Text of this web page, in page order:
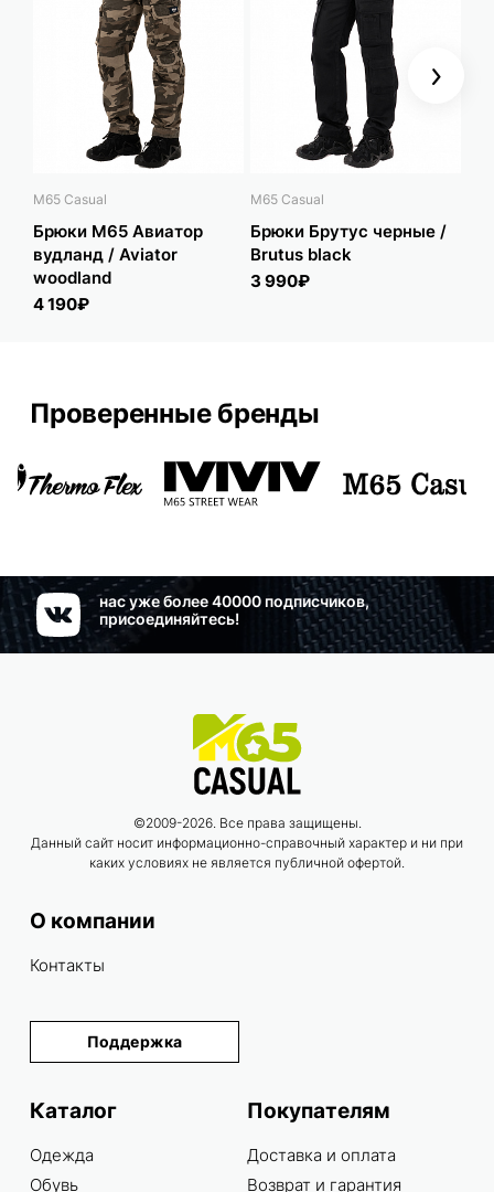
M65 Casual
Брюки M65 Авиатор
вудланд / Aviator
woodland
4 190₽
M65 Casual
Брюки Брутус черные /
Brutus black
3 990₽
Next
Проверенные бренды
нас уже более 40000 подписчиков,
присоединяйтесь!
©2009-2026. Все права защищены.
Данный сайт носит информационно-справочный характер и ни при
каких условиях не является публичной офертой.
О компании
Контакты
Поддержка
Каталог
Одежда
Обувь
Покупателям
Доставка и оплата
Возврат и гарантия